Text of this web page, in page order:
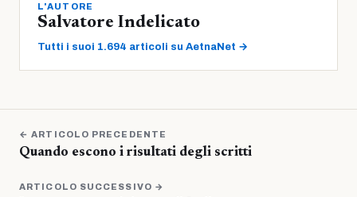
L'AUTORE
Salvatore Indelicato
Tutti i suoi 1.694 articoli su AetnaNet →
← ARTICOLO PRECEDENTE
Quando escono i risultati degli scritti
ARTICOLO SUCCESSIVO →